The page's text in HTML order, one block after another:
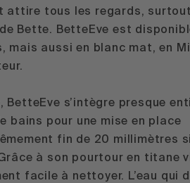
attire tous les regards,
Bette. BetteEve est
mais aussi en blanc mat, en
s’intègre presque
bains pour une mise en place
fin de 20 millimètres
à son pourtour en titane
facile à nettoyer. L’eau qui